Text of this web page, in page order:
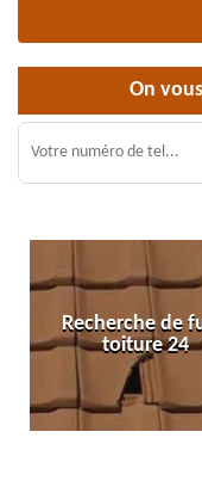
On
Recherche de
toiture 24